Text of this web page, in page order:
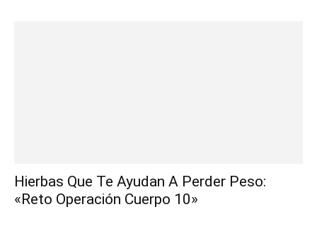
Hierbas Que Te Ayudan A Perder Peso:
«Reto Operación Cuerpo 10»